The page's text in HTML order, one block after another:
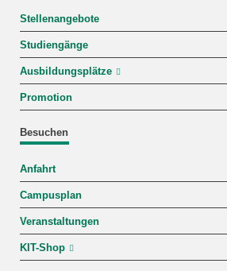
Stellenangebote
Studiengänge
Ausbildungsplätze
Promotion
Besuchen
Anfahrt
Campusplan
Veranstaltungen
KIT-Shop